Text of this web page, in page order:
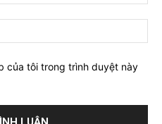
của tôi trong trình duyệt này